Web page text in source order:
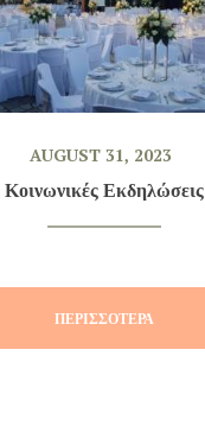
AUGUST 31, 2023
Κοινωνικές Εκδηλώσεις
ΠΕΡΙΣΣΌΤΕΡΑ